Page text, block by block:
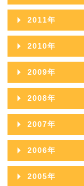
2014年10月
2014年09月
2014年08月
2014年07月
2014年06月
2014年05月
2014年03月
2014年02月
2013年11月
2013年10月
2013年09月
2013年08月
2013年07月
2013年06月
2013年05月
2013年03月
2012年12月
2012年11月
2012年10月
2012年09月
2012年08月
2012年07月
2012年06月
2012年05月
2011年
2011年12月
2011年11月
2011年10月
2011年09月
2011年08月
2011年07月
2011年06月
2010年
2010年12月
2010年11月
2010年10月
2010年09月
2010年08月
2010年07月
2009年
2009年12月
2009年11月
2009年10月
2009年09月
2009年08月
2008年
2008年12月
2008年11月
2008年10月
2008年09月
2007年
2007年12月
2007年11月
2006年
2006年12月
2005年